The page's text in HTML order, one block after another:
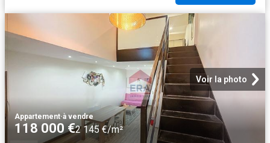
Voir la photo
Appartement·à vendre
118 000 €2 145 €/m²